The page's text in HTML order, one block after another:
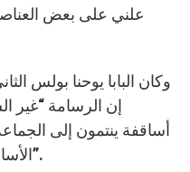
علني على بعض
وكان البابا يوحنا بولس
الأساقفة لوفيبر يُعتبَر “عملاً إنشقاقياً”.